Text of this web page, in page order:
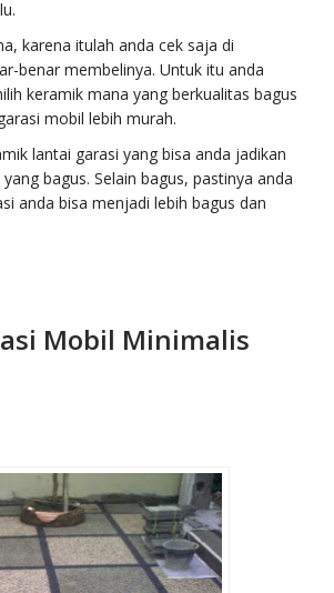
karena itulah anda cek saja di
benar membelinya. Untuk itu anda
keramik mana yang berkualitas bagus
mobil lebih murah.
lantai garasi yang bisa anda jadikan
bagus. Selain bagus, pastinya anda
anda bisa menjadi lebih bagus dan
Mobil Minimalis